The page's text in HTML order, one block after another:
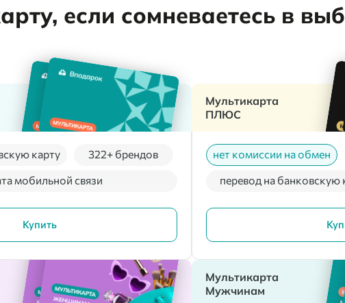
если сомневаетесь в
мобильной связи
карту 322+ брендов
Купить
Мультикарта
ПЛЮС
нет комиссии на обмен
перевод на банковскую
Мультикарта
Мужчинам